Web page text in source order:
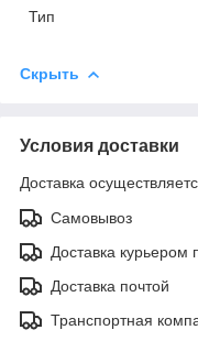
Тип
Скрыть
Условия доставки
Доставка
Самовывоз
Доставка курьером
Доставка почтой
Транспортная